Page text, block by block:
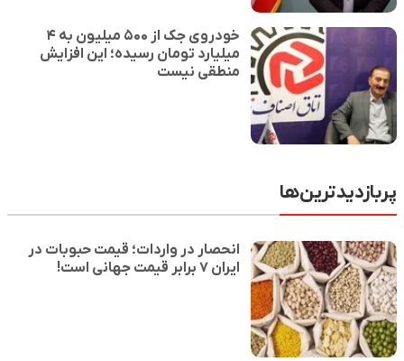
خودروی جک از ۵۰۰ میلیون به ۴
میلیارد تومان رسیده؛ این افزایش
منطقی نیست
پربازدیدترین‌ها
انحصار در واردات؛ قیمت حبوبات در
ایران ۷ برابر قیمت جهانی است!